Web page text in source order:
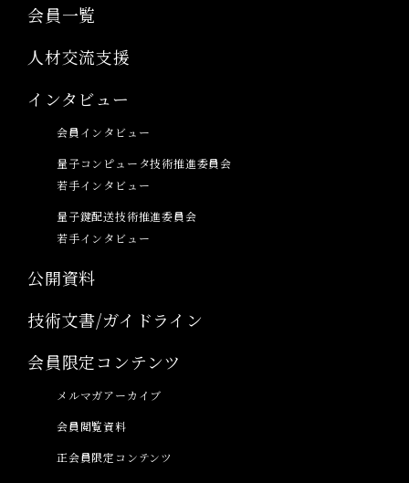
会員一覧
人材交流支援
インタビュー
会員インタビュー
量子コンピュータ技術推進委員会
若手インタビュー
量子鍵配送技術推進委員会
若手インタビュー
公開資料
技術文書/ガイドライン
会員限定コンテンツ
メルマガアーカイブ
会員閲覧資料
正会員限定コンテンツ